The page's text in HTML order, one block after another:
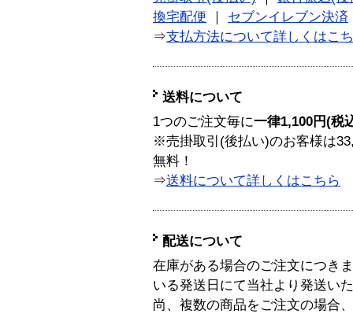
換宅配便
セブンイレブン決済
⇒支払方法について詳しくはこ
送料について
1つのご注文毎に一律1,100円(税
※売掛取引(後払い)のお客様は
無料！
⇒送料について詳しくはこちら
配送について
在庫がある場合のご注文につき
いる発送日にて当社より発送い
尚、複数の商品をご注文の場合